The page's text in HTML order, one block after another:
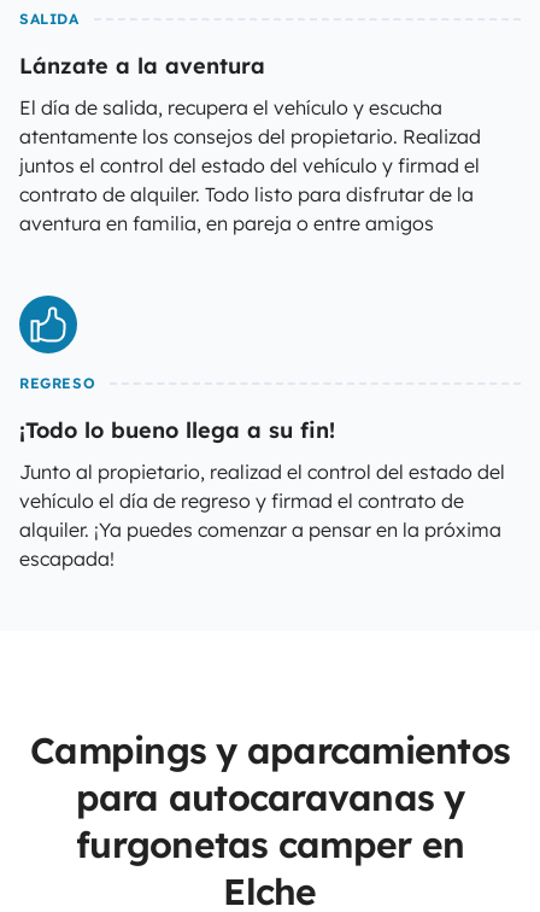
SALIDA
Lánzate a la aventura
El día de salida, recupera el vehículo y escucha
atentamente los consejos del propietario. Realizad
juntos el control del estado del vehículo y firmad el
contrato de alquiler. Todo listo para disfrutar de la
aventura en familia, en pareja o entre amigos
REGRESO
¡Todo lo bueno llega a su fin!
Junto al propietario, realizad el control del estado del
vehículo el día de regreso y firmad el contrato de
alquiler. ¡Ya puedes comenzar a pensar en la próxima
escapada!
Campings y aparcamientos
para autocaravanas y
furgonetas camper en
Elche